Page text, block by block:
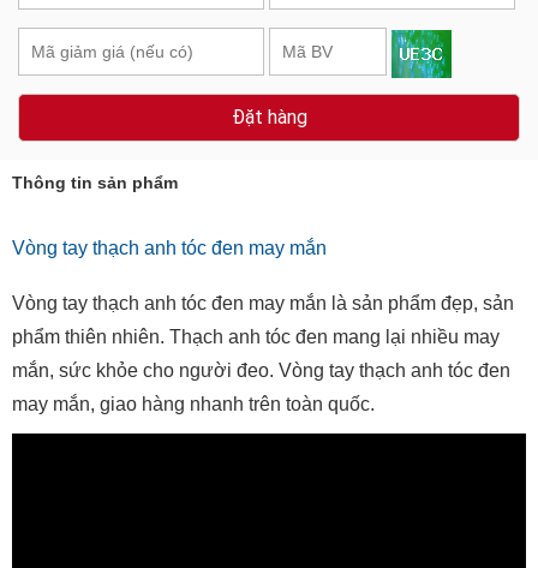
Đặt hàng
Thông tin sản phẩm
Vòng tay thạch anh tóc đen may mắn
Vòng tay thạch anh tóc đen may mắn là sản phẩm đẹp, sản
phẩm thiên nhiên. Thạch anh tóc đen mang lại nhiều may
mắn, sức khỏe cho người đeo. Vòng tay thạch anh tóc đen
may mắn, giao hàng nhanh trên toàn quốc.